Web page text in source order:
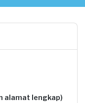
alamat lengkap)